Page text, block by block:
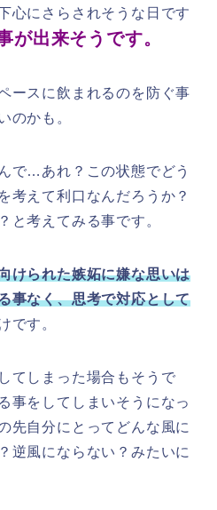
心にさらされそうな日です
が出来そうです。
ースに飲まれるのを防ぐ事
のかも。
で…あれ？この状態でどう
考えて利口なんだろうか？
と考えてみる事です。
けられた嫉妬に嫌な思いは
事なく、思考で対応として
です。
てしまった場合もそうで
事をしてしまいそうになっ
先自分にとってどんな風に
逆風にならない？みたいに